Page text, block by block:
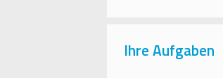
Ihre Aufgaben